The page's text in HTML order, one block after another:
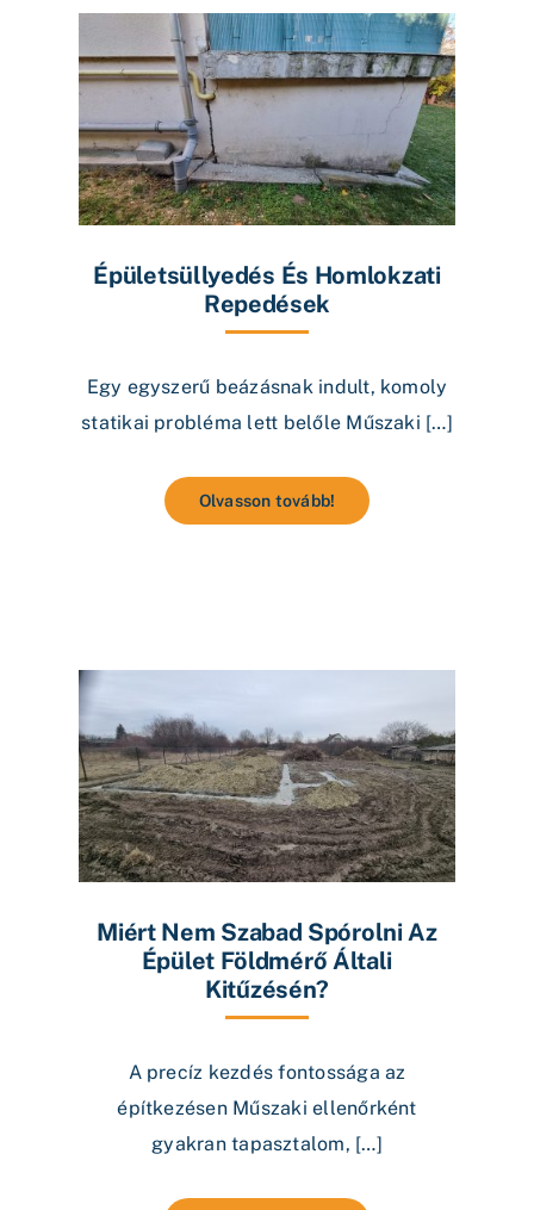
Épületsüllyedés És Homlokzati
Repedések
Egy egyszerű beázásnak indult, komoly
statikai probléma lett belőle Műszaki […]
Olvasson tovább!
Miért Nem Szabad Spórolni Az
Épület Földmérő Általi
Kitűzésén?
A precíz kezdés fontossága az
építkezésen Műszaki ellenőrként
gyakran tapasztalom, […]